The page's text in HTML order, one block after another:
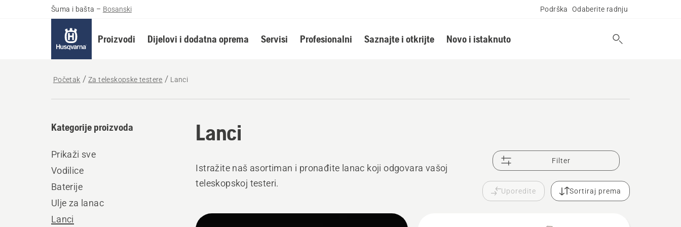
Šuma i bašta – Bosanski Podrška Odaberite radnju
Proizvodi Dijelovi i dodatna oprema Servisi Profesionalni Saznajte i otkrijte Novo i istaknuto
Početak Za teleskopske testere Lanci
Lanci
Kategorije proizvoda
Prikaži sve
Vodilice
Baterije
Ulje za lanac
Lanci
Istražite naš asortiman i pronađite lanac koji odgovara vašoj
teleskopskoj testeri.
Filter
Uporedite Sortiraj prema
Učitajte